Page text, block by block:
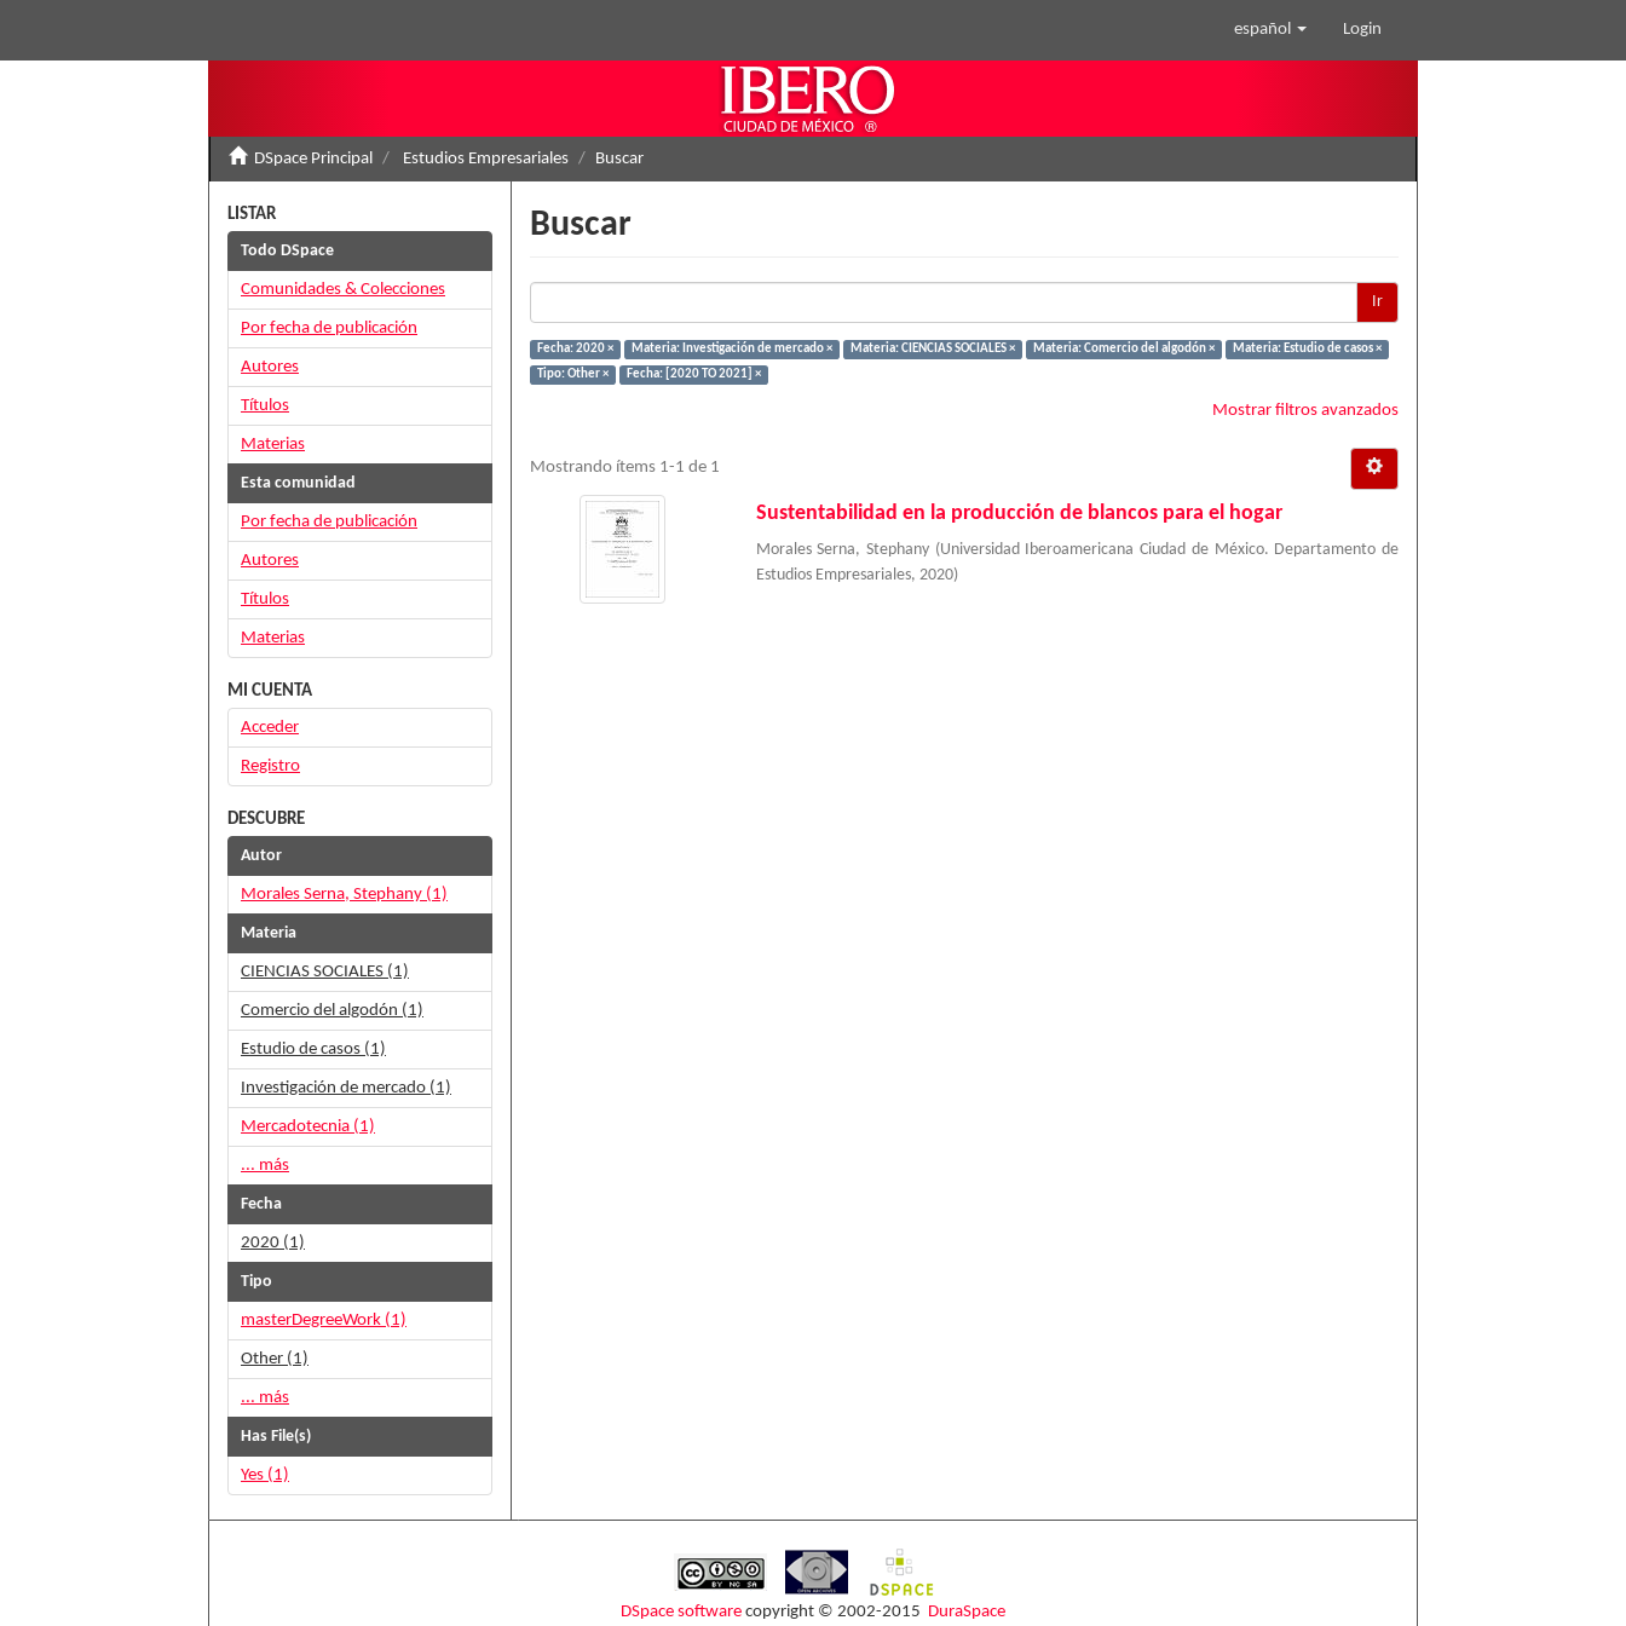
español Login
DSpace Principal Estudios Empresariales Buscar
Buscar
Ir
Fecha: 2020 × Materia: Investigación de mercado × Materia: CIENCIAS SOCIALES × Materia: Comercio del algodón ×
Materia: Estudio de casos ×
Tipo: Other ×
Fecha: [2020 TO 2021] ×
Mostrar filtros avanzados
Mostrando ítems 1-1 de 1
Sustentabilidad en la producción de blancos para el hogar
Morales Serna, Stephany (Universidad Iberoamericana Ciudad de México. Departamento de
Estudios Empresariales, 2020)
LISTAR
Todo DSpace
Comunidades & Colecciones
Por fecha de publicación
Autores
Títulos
Materias
Esta comunidad
Por fecha de publicación
Autores
Títulos
Materias
MI CUENTA
Acceder
Registro
DESCUBRE
Autor
Morales Serna, Stephany (1)
Materia
CIENCIAS SOCIALES (1)
Comercio del algodón (1)
Estudio de casos (1)
Investigación de mercado (1)
Mercadotecnia (1)
... más
Fecha
2020 (1)
Tipo
masterDegreeWork (1)
Other (1)
... más
Has File(s)
Yes (1)
DSpace software copyright © 2002-2015 DuraSpace